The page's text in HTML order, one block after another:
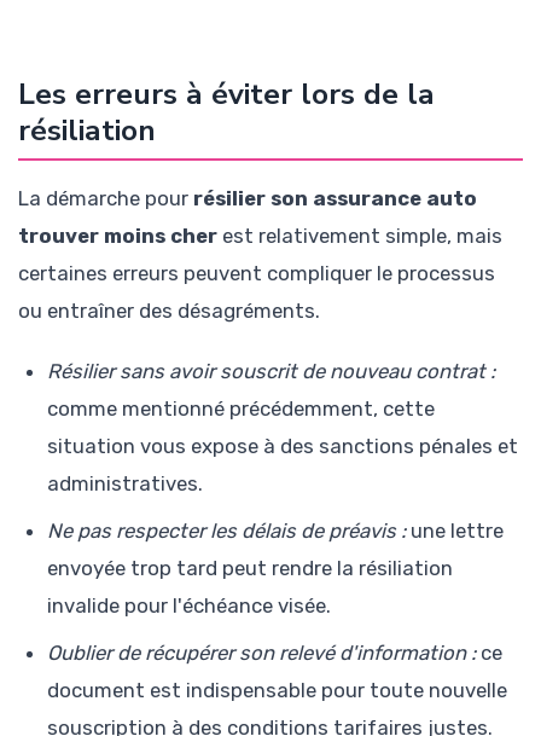
Les erreurs à éviter lors de la
résiliation
La démarche pour résilier son assurance auto
trouver moins cher est relativement simple, mais
certaines erreurs peuvent compliquer le processus
ou entraîner des désagréments.
Résilier sans avoir souscrit de nouveau contrat :
comme mentionné précédemment, cette
situation vous expose à des sanctions pénales et
administratives.
Ne pas respecter les délais de préavis :une lettre
envoyée trop tard peut rendre la résiliation
invalide pour l'échéance visée.
Oublier de récupérer son relevé d'information :ce
document est indispensable pour toute nouvelle
souscription à des conditions tarifaires justes.